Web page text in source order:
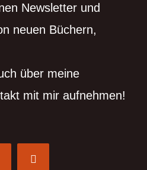
Newsletter und
neuen Büchern,
über meine
mit mir aufnehmen!